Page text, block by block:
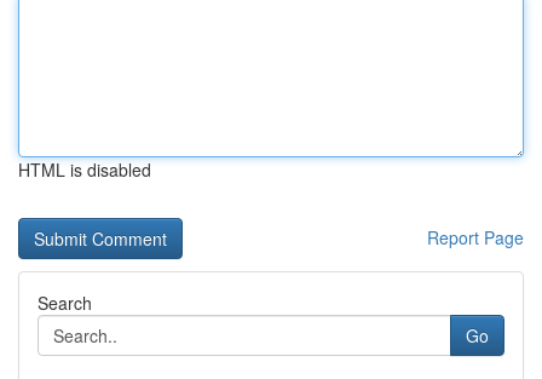
HTML is disabled
Report Page
Search
Go